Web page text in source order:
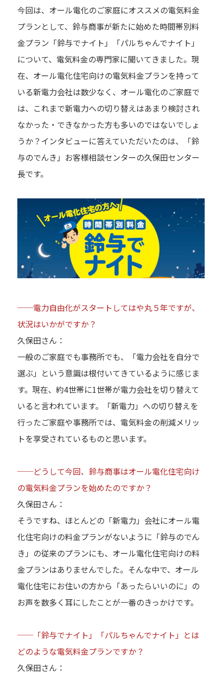
今回は、オール電化のご家庭にオススメの電気料金
プランとして、鈴与商事が新たに始めた時間帯別料
金プラン「鈴与でナイト」「パルちゃんでナイト」
について、電気料金の専門家に聞いてきました。現
在、オール電化住宅向けの電気料金プランを持って
いる新電力会社は数少なく、オール電化のご家庭で
は、これまで新電力への切り替えはあまり検討され
なかった・できなかった方も多いのではないでしょ
うか？インタビューに答えていただいたのは、「鈴
与のでんき」お客様相談センターの久保田センター
長です。
──電力自由化がスタートしてはや丸５年ですが、
状況はいかがですか？
久保田さん：
一般のご家庭でも事務所でも、「電力会社を自分で
選ぶ」という意識は根付いてきているように感じま
す。現在、約4世帯に1世帯が電力会社を切り替えて
いると言われています。「新電力」への切り替えを
行ったご家庭や事務所では、電気料金の削減メリッ
トを享受されているものと思います。
──どうして今回、鈴与商事はオール電化住宅向け
の電気料金プランを始めたのですか？
久保田さん：
そうですね、ほとんどの「新電力」会社にオール電
化住宅向けの料金プランがないように「鈴与のでん
き」の従来のプランにも、オール電化住宅向けの料
金プランはありませんでした。そんな中で、オール
電化住宅にお住いの方から「あったらいいのに」の
お声を数多く耳にしたことが一番のきっかけです。
──「鈴与でナイト」「パルちゃんでナイト」とは
どのような電気料金プランですか？
久保田さん：